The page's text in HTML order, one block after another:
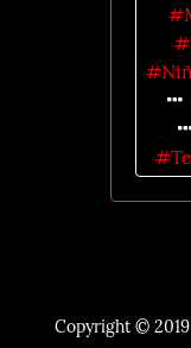
Copyright ©